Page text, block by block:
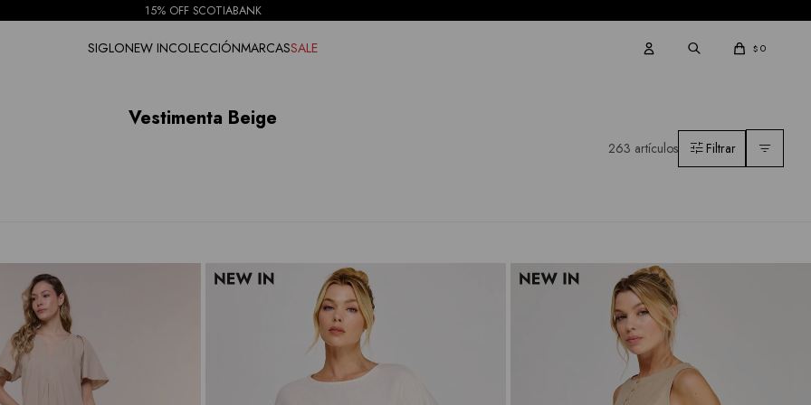
15% OFF SCOTIABANK
SIGLONEW INCOLECCIÓNMARCASSALE $ 0
Vestimenta Beige
263 artículos